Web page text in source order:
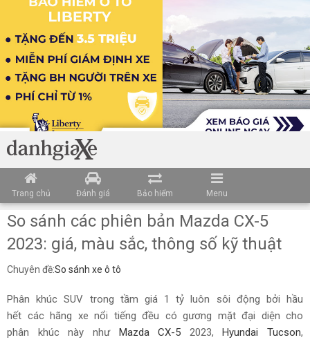
Trang chủ Đánh giá Bảo hiểm Menu
So sánh các phiên bản Mazda CX-5
2023: giá, màu sắc, thông số kỹ thuật
Chuyên đề:So sánh xe ô tô
Phân khúc SUV trong tầm giá 1 tỷ luôn sôi động bởi hầu
hết các hãng xe nổi tiếng đều có gương mặt đại diện cho
phân khúc này như Mazda CX-5 2023,Hyundai Tucson,